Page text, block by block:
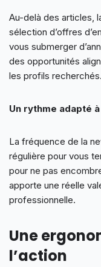
Au-delà des articles,
sélection d’offres
vous submerger
des opportunités
les profils recherchés.
Un rythme adapté
La fréquence de la
régulière pour vous
pour ne pas
apporte une réelle
professionnelle.
Une
l’action